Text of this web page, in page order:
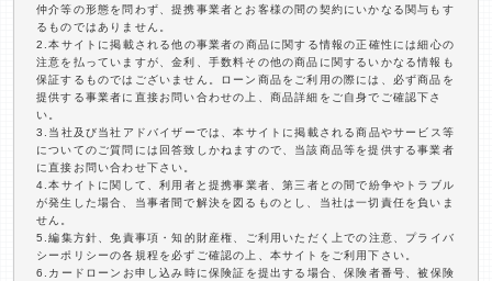
仲介等の形態を問わず、提携事業者とお客様の間の契約にいかなる関与もす
るものではありません。
2.本サイトに掲載される他の事業者の商品に関する情報の正確性には細心の
注意を払っていますが、金利、手数料その他の商品に関するいかなる情報も
保証するものではございません。ローン商品をご利用の際には、必ず商品を
提供する事業者に直接お問い合わせの上、商品詳細をご自身でご確認下さ
い。
3.当社及び当社アドバイザーでは、本サイトに掲載される商品やサービス等
についてのご質問には回答致しかねますので、当該商品等を提供する事業者
に直接お問い合わせ下さい。
4.本サイトに関して、利用者と提携事業者、第三者との間で紛争やトラブル
が発生した場合、当事者間で解決を図るものとし、当社は一切責任を負いま
せん。
5.編集方針、免責事項・知的財産権、ご利用いただく上での注意、プライバ
シーポリシーの各規程を必ずご確認の上、本サイトをご利用下さい。
6.カードローンお申し込み時に保険証を提出する場合、保険者番号、被保険